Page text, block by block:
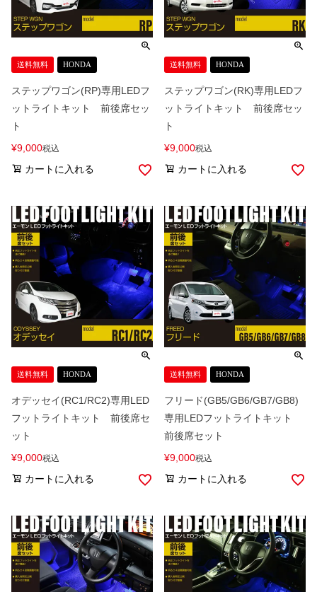
送料無料 HONDA
ステップワゴン(RP)専用LEDフ
ットライトキット 前後席セッ
ト
¥9,000税込
カートに入れる
送料無料 HONDA
ステップワゴン(RK)専用LEDフ
ットライトキット 前後席セッ
ト
¥9,000税込
カートに入れる
送料無料 HONDA
オデッセイ(RC1/RC2)専用LED
フットライトキット 前後席セ
ット
¥9,000税込
カートに入れる
送料無料 HONDA
フリード(GB5/GB6/GB7/GB8)
専用LEDフットライトキット
前後席セット
¥9,000税込
カートに入れる